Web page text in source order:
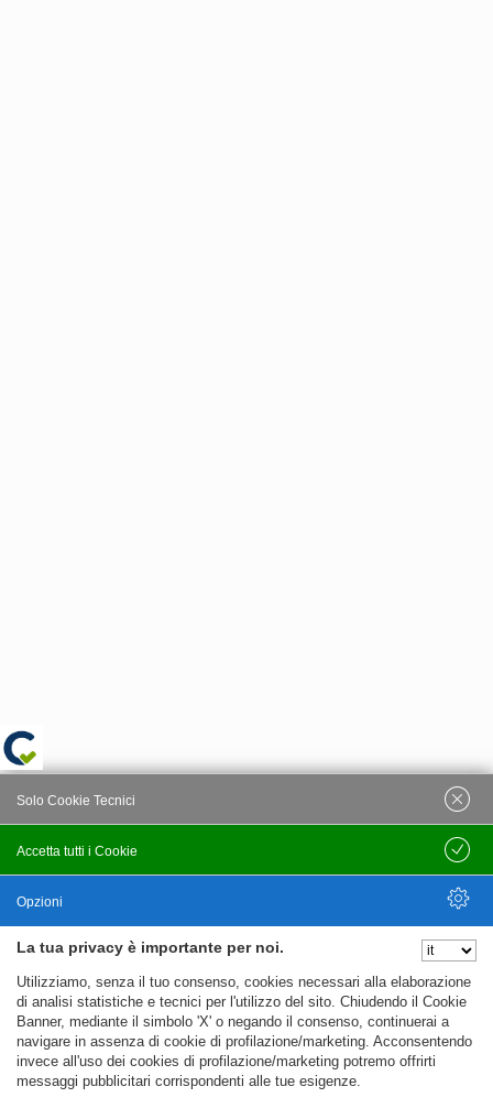
La tua privacy è importante per noi.
Utilizziamo, senza il tuo consenso, cookies necessari alla elaborazione
di analisi statistiche e tecnici per l'utilizzo del sito. Chiudendo il Cookie
Banner, mediante il simbolo 'X' o negando il consenso, continuerai a
navigare in assenza di cookie di profilazione/marketing. Acconsentendo
invece all'uso dei cookies di profilazione/marketing potremo offrirti
messaggi pubblicitari corrispondenti alle tue esigenze.
Accetta tutti i Cookie
Solo Cookie Tecnici
Salva
Opzioni
Nascondi Opzioni